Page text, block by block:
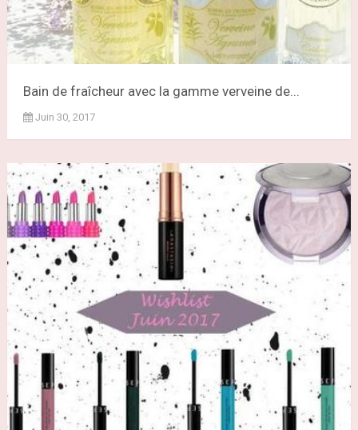
Bain de fraîcheur avec la gamme verveine de...
Juin 30, 2017